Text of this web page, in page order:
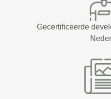
Gecertificeerde